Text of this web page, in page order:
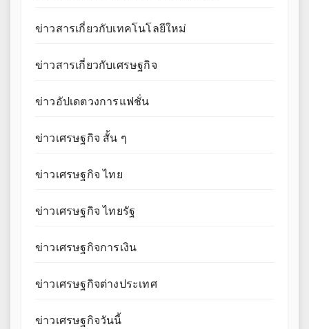
ข่าวสารเกี่ยวกับเทคโนโลยีใหม่
ข่าวสารเกี่ยวกับเศรษฐกิจ
ข่าวอัปเดตวงการแฟชั่น
ข่าวเศรษฐกิจ สั้น ๆ
ข่าวเศรษฐกิจ ไทย
ข่าวเศรษฐกิจ ไทยรัฐ
ข่าวเศรษฐกิจการเงิน
ข่าวเศรษฐกิจต่างประเทศ
ข่าวเศรษฐกิจวันนี้